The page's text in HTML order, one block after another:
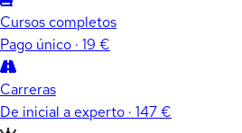
Cursos completos
Pago único · 19 €
Carreras
De inicial a experto · 147 €